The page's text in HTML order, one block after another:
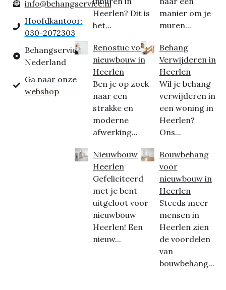
info@behangservice.nl
Hoofdkantoor:
030-2072303
Behangservice
Nederland
Ga naar onze
webshop
Heerlen? Dit is
het...
Renostuc voor
nieuwbouw in
Heerlen
Ben je op zoek
naar een
strakke en
moderne
afwerking...
Nieuwbouw
Heerlen
Gefeliciteerd
met je bent
uitgeloot voor
nieuwbouw
Heerlen! Een
nieuw...
manier om je
muren...
Behang
Verwijderen in
Heerlen
Wil je behang
verwijderen in
een woning in
Heerlen?
Ons...
Bouwbehang
voor
nieuwbouw in
Heerlen
Steeds meer
mensen in
Heerlen zien
de voordelen
van
bouwbehang...